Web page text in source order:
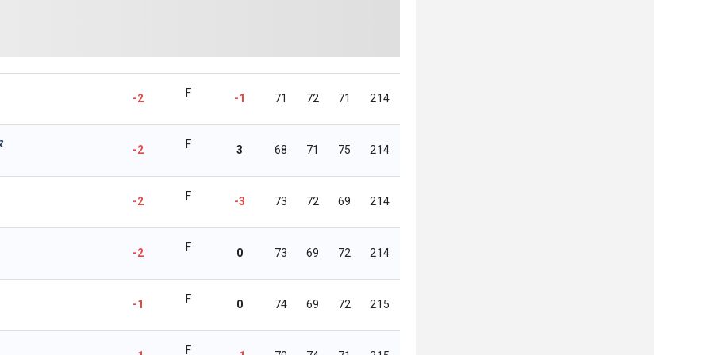
-2 F -1 71 72 71 214
-2 F 3 68 71 75 214
-2 F -3 73 72 69 214
-2 F 0 73 69 72 214
-1 F 0 74 69 72 215
F